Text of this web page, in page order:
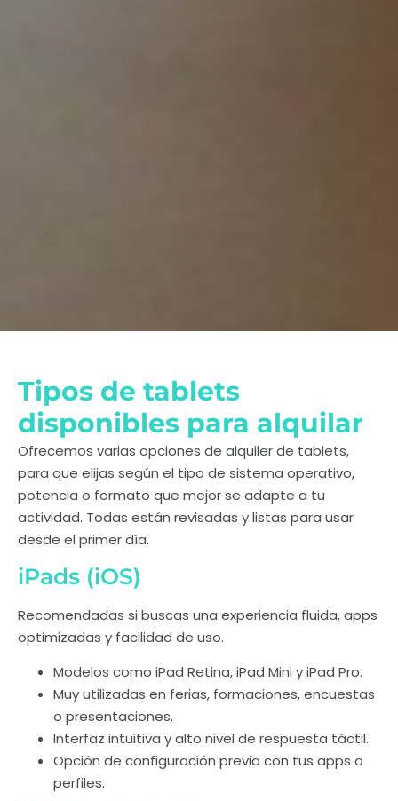
Tipos de tablets
disponibles para alquilar
Ofrecemos varias opciones de alquiler de tablets,
para que elijas según el tipo de sistema operativo,
potencia o formato que mejor se adapte a tu
actividad. Todas están revisadas y listas para usar
desde el primer día.
iPads (iOS)
Recomendadas si buscas una experiencia fluida, apps
optimizadas y facilidad de uso.
Modelos como iPad Retina, iPad Mini y iPad Pro.
Muy utilizadas en ferias, formaciones, encuestas
o presentaciones.
Interfaz intuitiva y alto nivel de respuesta táctil.
Opción de configuración previa con tus apps o
perfiles.